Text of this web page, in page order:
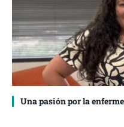
Una pasión por la